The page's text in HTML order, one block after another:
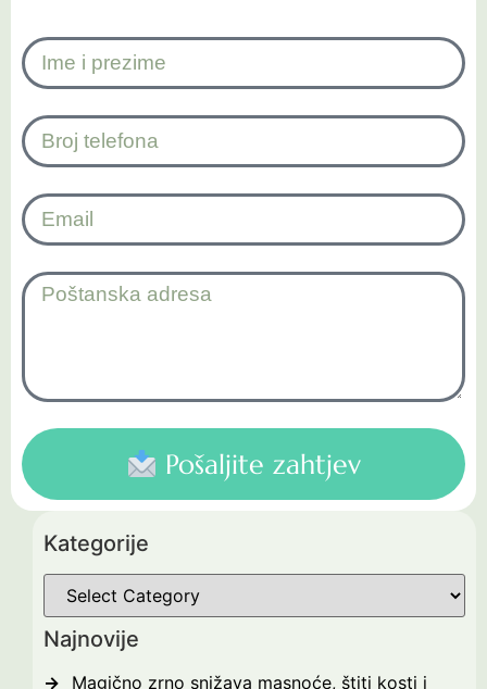
Pošaljite zahtjev
Kategorije
Najnovije
Magično zrno snižava masnoće, štiti kosti i